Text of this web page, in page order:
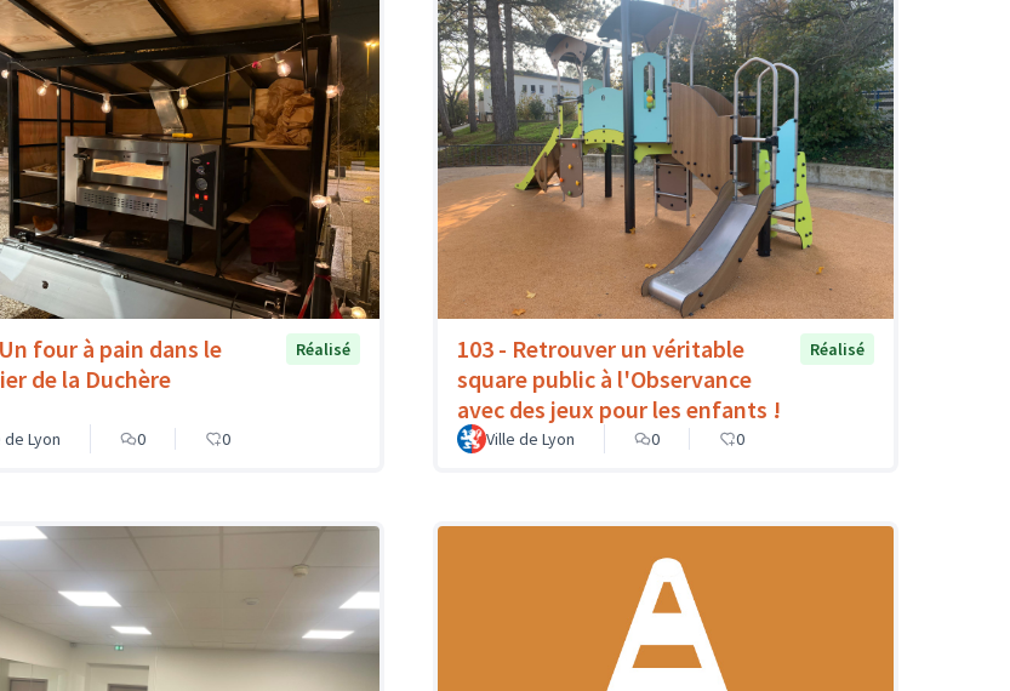
four à pain dans le
de la Duchère
Réalisé
de Lyon 0 0
103 - Retrouver un véritable
square public à l'Observance
avec des jeux pour les enfants !
Réalisé
Ville de Lyon 0 0